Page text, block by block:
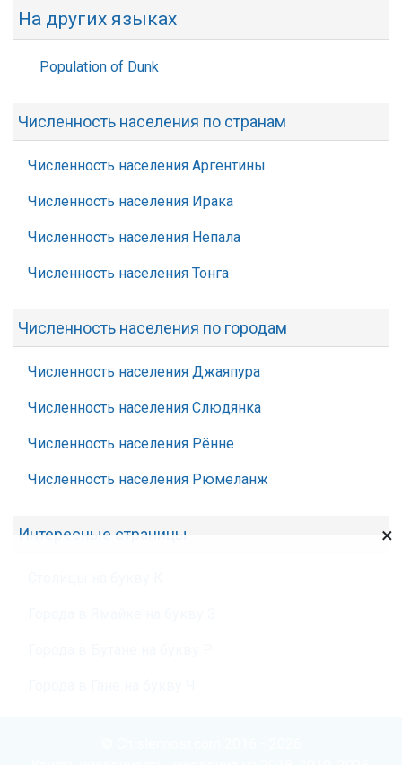
На других языках
Population of Dunk
Численность населения по странам
Численность населения Аргентины
Численность населения Ирака
Численность населения Непала
Численность населения Тонга
Численность населения по городам
Численность населения Джаяпура
Численность населения Слюдянка
Численность населения Рённе
Численность населения Рюмеланж
Интересные страницы ×